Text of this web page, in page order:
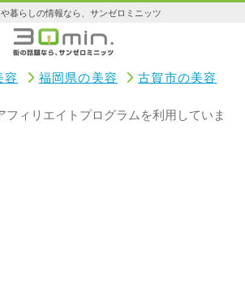
暮らしの情報なら、サンゼロミニッツ
容 福岡県の美容 古賀市の美容
ィリエイトプログラムを利用していま